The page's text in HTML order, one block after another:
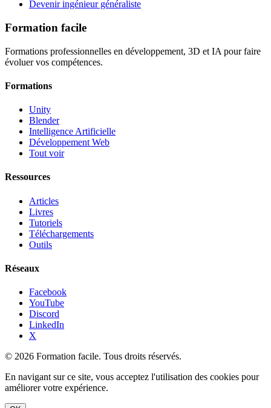
Devenir ingénieur généraliste
Formation facile
Formations professionnelles en développement, 3D et IA pour faire
évoluer vos compétences.
Formations
Unity
Blender
Intelligence Artificielle
Développement Web
Tout voir
Ressources
Articles
Livres
Tutoriels
Téléchargements
Outils
Réseaux
Facebook
YouTube
Discord
LinkedIn
X
© 2026 Formation facile. Tous droits réservés.
En navigant sur ce site, vous acceptez l'utilisation des cookies pour
améliorer votre expérience.